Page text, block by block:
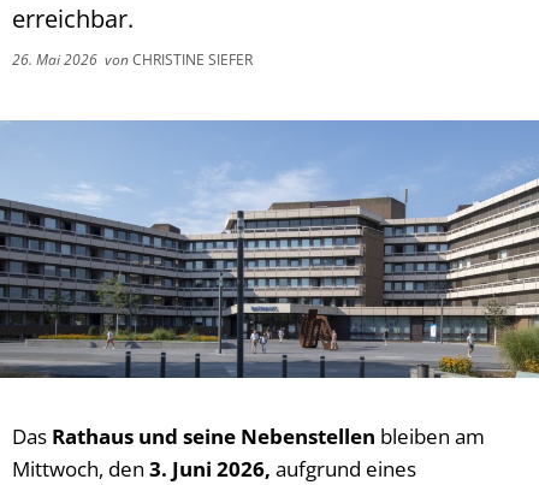
erreichbar.
26. Mai 2026 vonCHRISTINE SIEFER
Das Rathaus und seine Nebenstellen bleiben am
Mittwoch, den 3. Juni 2026, aufgrund eines